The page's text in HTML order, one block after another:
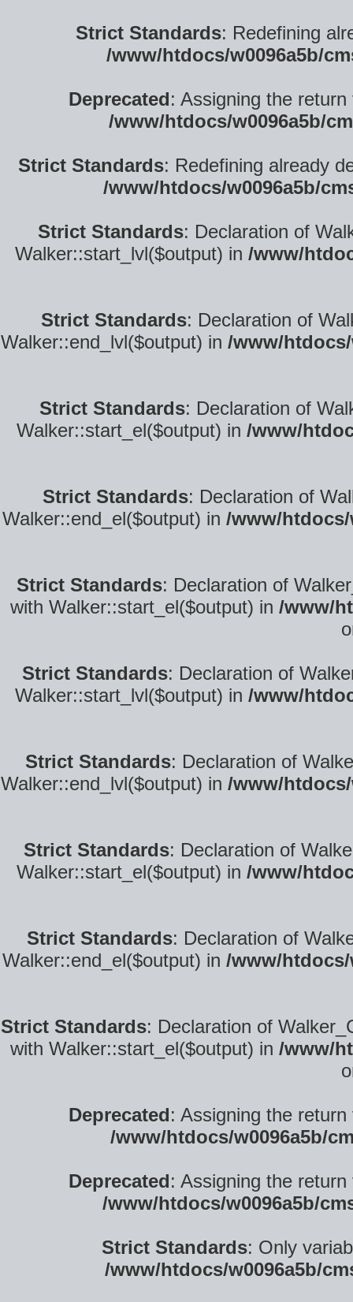
Strict Standards: Redefining
/www/htdocs/w0096a5b/
Deprecated: Assigning the
/www/htdocs/w0096a5b/
Strict Standards: Redefining already
/www/htdocs/w0096a5b/
Strict Standards: Declaration of
Walker::start_lvl($output) in /www/
Strict Standards: Declaration of
Walker::end_lvl($output) in /www/
Strict Standards: Declaration of
Walker::start_el($output) in /www/
Strict Standards: Declaration of
Walker::end_el($output) in /www/
Strict Standards: Declaration of
with Walker::start_el($output) in /www/
Strict Standards: Declaration of
Walker::start_lvl($output) in /www/
Strict Standards: Declaration of
Walker::end_lvl($output) in /www/
Strict Standards: Declaration of
Walker::start_el($output) in /www/
Strict Standards: Declaration of
Walker::end_el($output) in /www/
Strict Standards: Declaration of
with Walker::start_el($output) in /www/
Deprecated: Assigning the
/www/htdocs/w0096a5b/
Deprecated: Assigning the
/www/htdocs/w0096a5b/
Strict Standards: Only
/www/htdocs/w0096a5b/